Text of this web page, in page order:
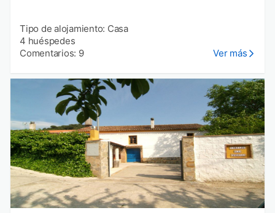
Tipo de alojamiento: Casa
4 huéspedes
Comentarios: 9
Ver más